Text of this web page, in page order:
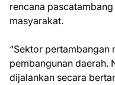
rencana
masyarakat.
“Sektor pertambangan
pembangunan daerah.
dijalankan secara